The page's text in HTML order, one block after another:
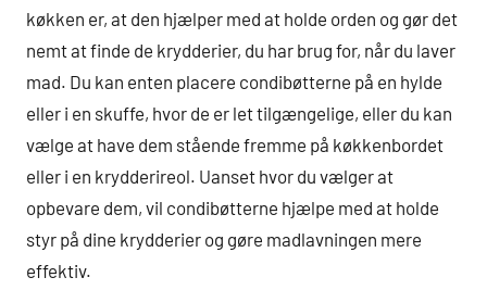
køkken er, at den hjælper med at holde orden og gør det
nemt at finde de krydderier, du har brug for, når du laver
mad. Du kan enten placere condibøtterne på en hylde
eller i en skuffe, hvor de er let tilgængelige, eller du kan
vælge at have dem stående fremme på køkkenbordet
eller i en krydderireol. Uanset hvor du vælger at
opbevare dem, vil condibøtterne hjælpe med at holde
styr på dine krydderier og gøre madlavningen mere
effektiv.